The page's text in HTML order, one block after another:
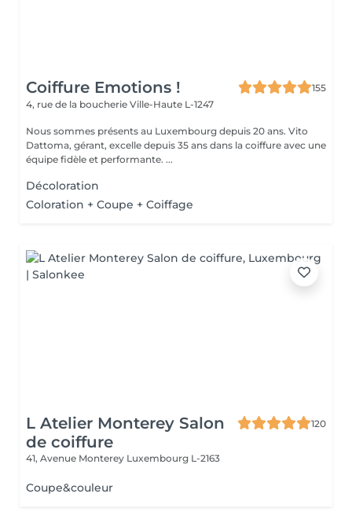
Coiffure Emotions !
155
4, rue de la boucherie Ville-Haute L-1247
Nous sommes présents au Luxembourg depuis 20 ans. Vito
Dattoma, gérant, excelle depuis 35 ans dans la coiffure avec une
équipe fidèle et performante. ...
Décoloration
Coloration + Coupe + Coiffage
L Atelier Monterey Salon
de coiffure
120
41, Avenue Monterey Luxembourg L-2163
Coupe&couleur